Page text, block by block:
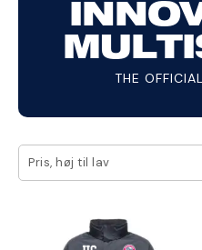
THE
Pris, høj til lav